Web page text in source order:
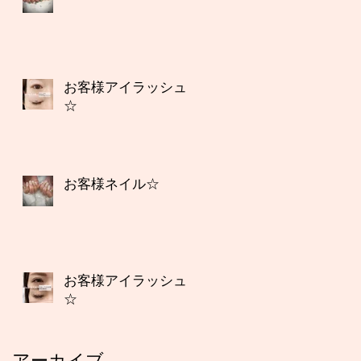
お客様アイラッシュ
☆
お客様ネイル☆
お客様アイラッシュ
☆